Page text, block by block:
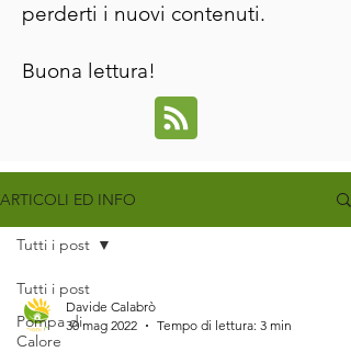
perderti i nuovi contenuti.
Buona lettura!
ARTICOLI ED INFO
Tutti i post
Pompa di
Calore
Tutti i post
Davide Calabrò
30 mag 2022
Tempo di lettura: 3 min